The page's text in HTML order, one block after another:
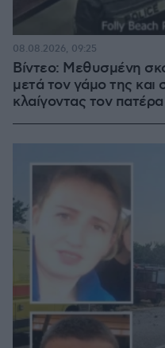
Βίντεο: Μεθυσμένη
μετά τον γάμο της και
κλαίγοντας τον
08.08.2026, 09:25